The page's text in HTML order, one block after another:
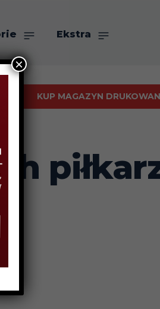
Ekstra
KUP MAGAZYN
×